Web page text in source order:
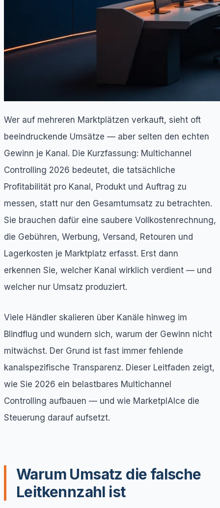
Wer auf mehreren Marktplätzen verkauft, sieht oft
beeindruckende Umsätze — aber selten den echten
Gewinn je Kanal. Die Kurzfassung: Multichannel
Controlling 2026 bedeutet, die tatsächliche
Profitabilität pro Kanal, Produkt und Auftrag zu
messen, statt nur den Gesamtumsatz zu betrachten.
Sie brauchen dafür eine saubere Vollkostenrechnung,
die Gebühren, Werbung, Versand, Retouren und
Lagerkosten je Marktplatz erfasst. Erst dann
erkennen Sie, welcher Kanal wirklich verdient — und
welcher nur Umsatz produziert.
Viele Händler skalieren über Kanäle hinweg im
Blindflug und wundern sich, warum der Gewinn nicht
mitwächst. Der Grund ist fast immer fehlende
kanalspezifische Transparenz. Dieser Leitfaden zeigt,
wie Sie 2026 ein belastbares Multichannel
Controlling aufbauen — und wie MarketplAIce die
Steuerung darauf aufsetzt.
Warum Umsatz die falsche
Leitkennzahl ist